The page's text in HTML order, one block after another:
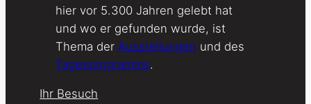
hier vor 5.300 Jahren gelebt hat
und wo er gefunden wurde, ist
Thema der Ausstellungen und des
Tagesprogramms.
Ihr Besuch